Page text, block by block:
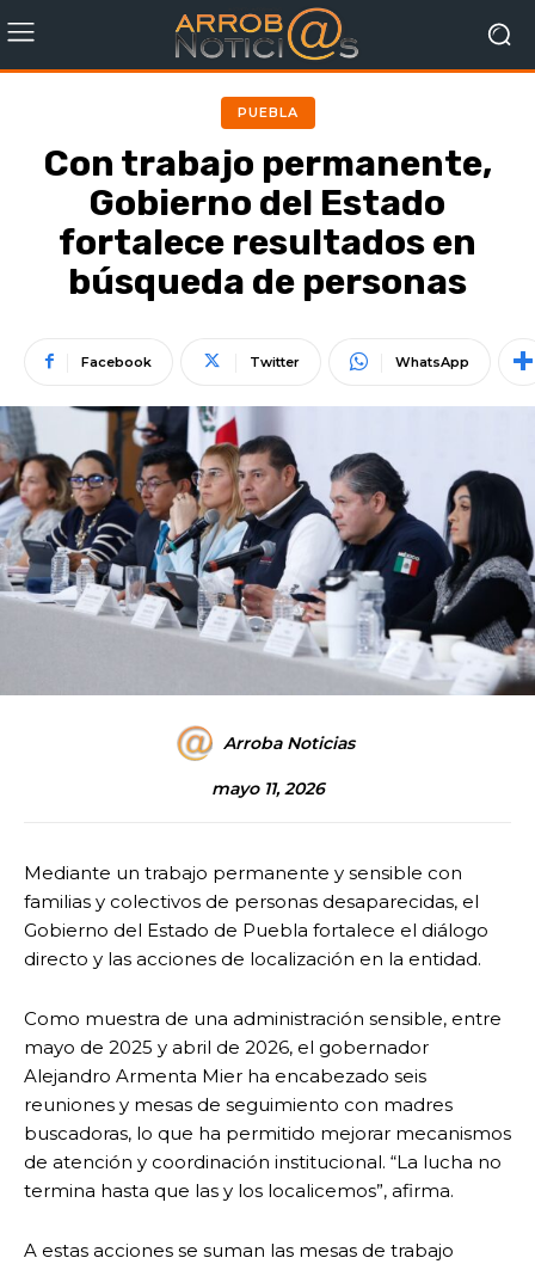
PUEBLA
Con trabajo permanente,
Gobierno del Estado
fortalece resultados en
búsqueda de personas
Facebook Twitter WhatsApp
Arroba Noticias
mayo 11, 2026
Mediante un trabajo permanente y sensible con
familias y colectivos de personas desaparecidas, el
Gobierno del Estado de Puebla fortalece el diálogo
directo y las acciones de localización en la entidad.
Como muestra de una administración sensible, entre
mayo de 2025 y abril de 2026, el gobernador
Alejandro Armenta Mier ha encabezado seis
reuniones y mesas de seguimiento con madres
buscadoras, lo que ha permitido mejorar mecanismos
de atención y coordinación institucional. “La lucha no
termina hasta que las y los localicemos”, afirma.
A estas acciones se suman las mesas de trabajo